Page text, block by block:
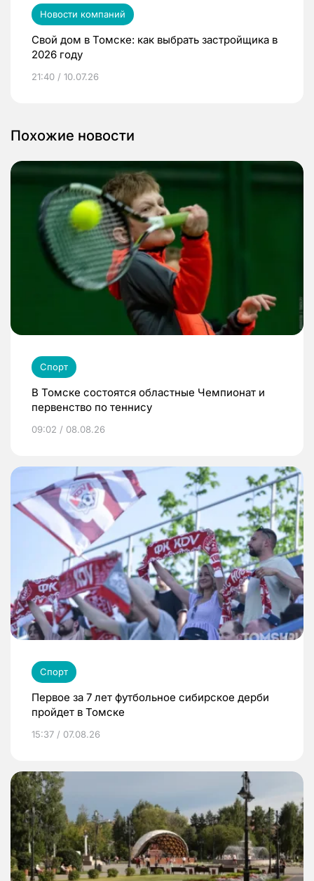
Новости компаний
Свой дом в Томске: как выбрать застройщика в
2026 году
21:40 / 10.07.26
Похожие новости
Спорт
В Томске состоятся областные Чемпионат и
первенство по теннису
09:02 / 08.08.26
Спорт
Первое за 7 лет футбольное сибирское дерби
пройдет в Томске
15:37 / 07.08.26